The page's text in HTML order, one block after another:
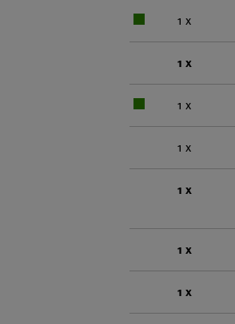
1 x
1 x
1 x
1 x
1 x
1 x
1 x